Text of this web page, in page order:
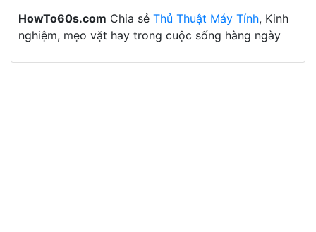
HowTo60s.com Chia sẻ Thủ Thuật Máy Tính, Kinh
nghiệm, mẹo vặt hay trong cuộc sống hàng ngày